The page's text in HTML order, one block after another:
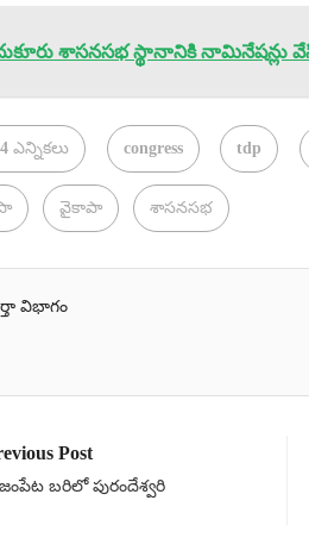
శాసనసభ స్థానానికి నామినేషన్లు
ఎన్నికలు congress tdp
వైకాపా శాసనసభ
విభాగం
Post
బరిలో పురందేశ్వరి